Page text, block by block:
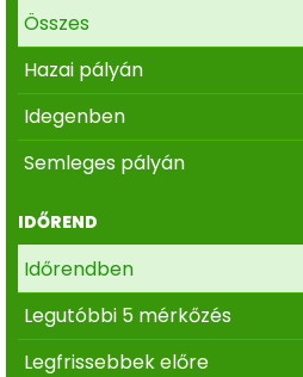
Összes
Hazai pályán
Idegenben
Semleges pályán
IDŐREND
Időrendben
Legutóbbi 5 mérkőzés
Legfrissebbek előre